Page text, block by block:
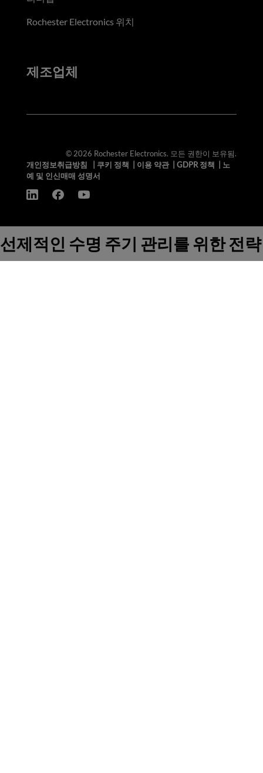
Rochester Electronics 위치
제조업체
© 2026 Rochester Electronics. 모든 권한이 보유됨.
개인정보취급방침
쿠키 정책 이용 약관| GDPR 정책
노
예 및 인신매매 성명서
선제적인 수명 주기 관리를 위한 전략